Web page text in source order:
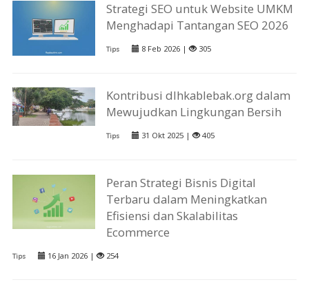
Strategi SEO untuk Website UMKM
Menghadapi Tantangan SEO 2026
Tips 8 Feb 2026 | 305
Kontribusi dlhkablebak.org dalam
Mewujudkan Lingkungan Bersih
Tips 31 Okt 2025 | 405
Peran Strategi Bisnis Digital
Terbaru dalam Meningkatkan
Efisiensi dan Skalabilitas
Ecommerce
Tips 16 Jan 2026 | 254